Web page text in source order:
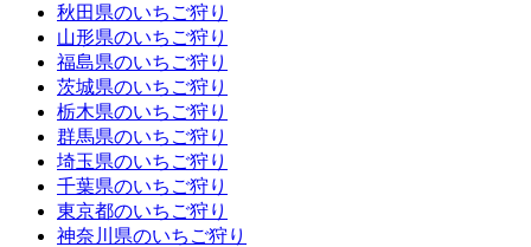
秋田県のいちご狩り
山形県のいちご狩り
福島県のいちご狩り
茨城県のいちご狩り
栃木県のいちご狩り
群馬県のいちご狩り
埼玉県のいちご狩り
千葉県のいちご狩り
東京都のいちご狩り
神奈川県のいちご狩り